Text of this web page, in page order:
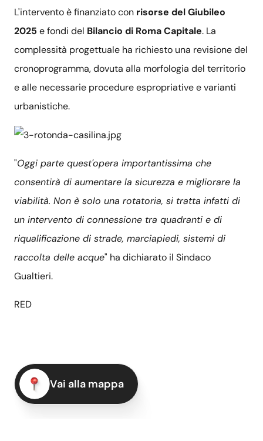
L'intervento è finanziato con risorse del Giubileo
2025 e fondi del Bilancio di Roma Capitale. La
complessità progettuale ha richiesto una revisione del
cronoprogramma, dovuta alla morfologia del territorio
e alle necessarie procedure espropriative e varianti
urbanistiche.
"Oggi parte quest'opera importantissima che
consentirà di aumentare la sicurezza e migliorare la
viabilità. Non è solo una rotatoria, si tratta infatti di
un intervento di connessione tra quadranti e di
riqualificazione di strade, marciapiedi, sistemi di
raccolta delle acque" ha dichiarato il Sindaco
Gualtieri.
RED
Vai alla mappa